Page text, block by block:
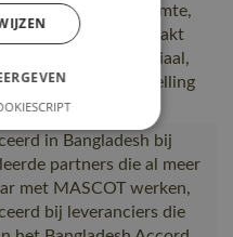
benutting van de ruimte,
is gemaakt
gerecycled materiaal,
waarin de bestelling
wordt verpakt
in Bangladesh bij
partners die al meer
met MASCOT werken,
bij leveranciers die